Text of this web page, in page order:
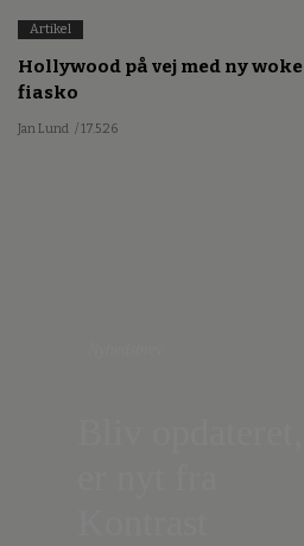
Artikel
Hollywood på vej med ny woke
fiasko
Jan Lund / 17.5.26